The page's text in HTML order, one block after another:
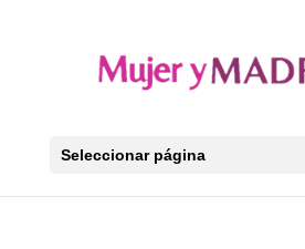
Seleccionar página